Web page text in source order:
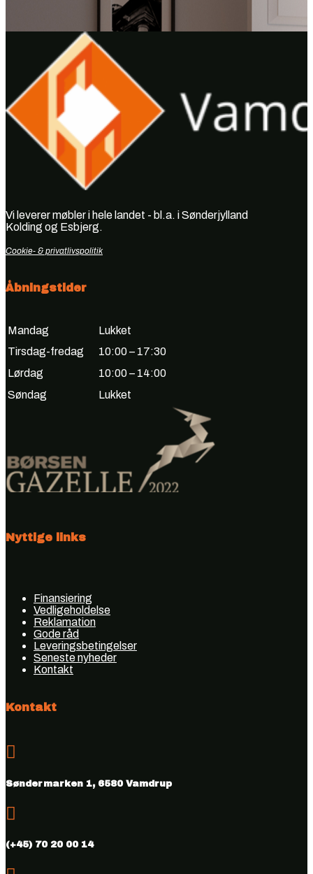
Vi leverer møbler i hele landet - bl.a. i Sønderjylland
Kolding og Esbjerg.
Cookie- & privatlivspolitik
Åbningstider
Mandag
Lukket
Tirsdag-fredag
10:00 – 17:30
Lørdag
10:00 – 14:00
Søndag
Lukket
Nyttige links
Finansiering
Vedligeholdelse
Reklamation
Gode råd
Leveringsbetingelser
Seneste nyheder
Kontakt
Kontakt

Søndermarken 1, 6580 Vamdrup

(+45) 70 20 00 14